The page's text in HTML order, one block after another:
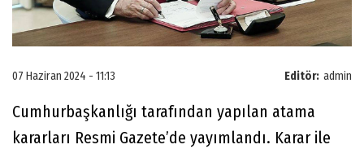
Editör: admin
07 Haziran 2024 - 11:13
Cumhurbaşkanlığı tarafından yapılan atama
kararları Resmi Gazete’de yayımlandı. Karar ile